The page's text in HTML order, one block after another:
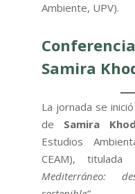
Ambiente, UPV).
Samira
La jornada se
de Samira
Estudios
CEAM), titulada
Mediterráneo: